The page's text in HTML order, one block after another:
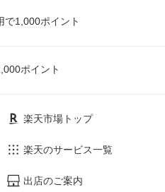
で1,000ポイント
ポイント
楽天市場トップ
楽天のサービス一覧
出店のご案内